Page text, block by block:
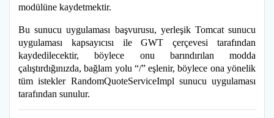
modülüne kaydetmektir.
Bu sunucu uygulaması başvurusu, yerleşik Tomcat sunucu
uygulaması kapsayıcısı ile GWT çerçevesi tarafından
kaydedilecektir, böylece onu barındırılan modda
çalıştırdığınızda, bağlam yolu “/” eşlenir, böylece ona yönelik
tüm istekler RandomQuoteServiceImpl sunucu uygulaması
tarafından sunulur.